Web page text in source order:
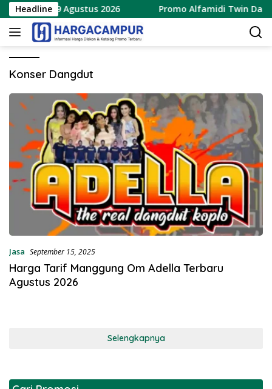
Langsung
ke
konten
Headline
8 – 9 Agustus 2026 Promo Alfamidi Twin Date
Konser Dangdut
Jasa September 15, 2025
Harga Tarif Manggung Om Adella Terbaru
Agustus 2026
Selengkapnya